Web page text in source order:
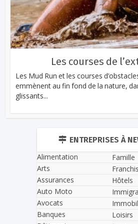
Les courses de
Les Mud Run et les courses
emmènent au fin fond de la nature,
glissants...
ENTREPRISES À
Alimentation
Arts
Assurances
Auto Moto
Avocats
Banques
Famille
Hôtels
Loisirs